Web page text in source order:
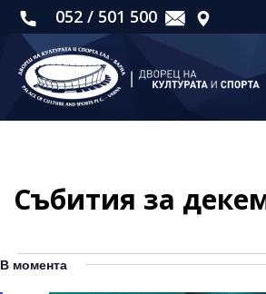
052 / 501 500
Събития за
Събития
В момента